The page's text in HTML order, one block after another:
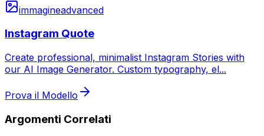
immagineadvanced
Instagram Quote
Create professional, minimalist Instagram Stories with
our AI Image Generator. Custom typography, el...
Prova il Modello
Argomenti Correlati